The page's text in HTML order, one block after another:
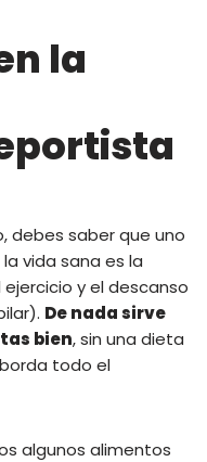
la
debes saber que uno
vida sana es la
y el descanso
De nada sirve
bien, sin una dieta
todo el
algunos alimentos